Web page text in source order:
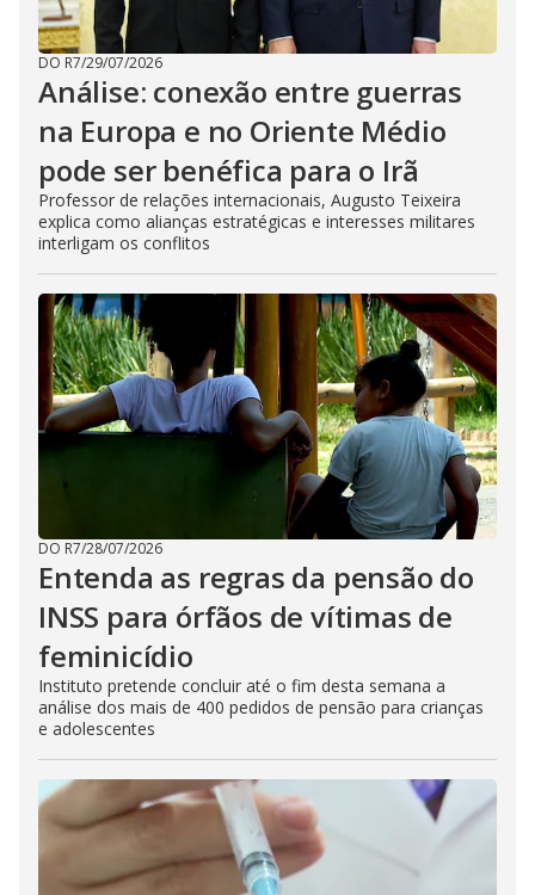
DO R7/29/07/2026
Análise: conexão entre guerras
na Europa e no Oriente Médio
pode ser benéfica para o Irã
Professor de relações internacionais, Augusto Teixeira
explica como alianças estratégicas e interesses militares
interligam os conflitos
DO R7/28/07/2026
Entenda as regras da pensão do
INSS para órfãos de vítimas de
feminicídio
Instituto pretende concluir até o fim desta semana a
análise dos mais de 400 pedidos de pensão para crianças
e adolescentes